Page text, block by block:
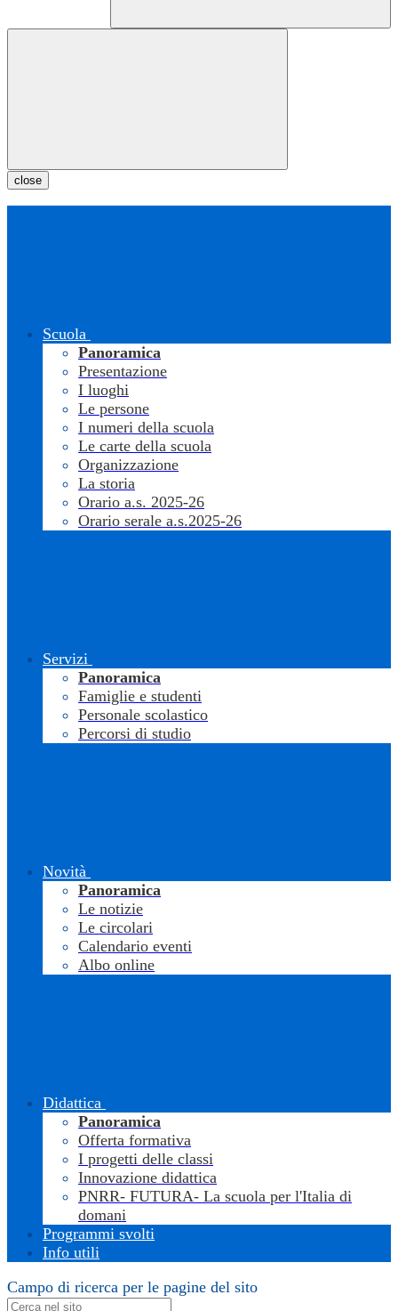
close
Scuola
Panoramica
Presentazione
I luoghi
Le persone
I numeri della scuola
Le carte della scuola
Organizzazione
La storia
Orario a.s. 2025-26
Orario serale a.s.2025-26
Servizi
Panoramica
Famiglie e studenti
Personale scolastico
Percorsi di studio
Novità
Panoramica
Le notizie
Le circolari
Calendario eventi
Albo online
Didattica
Panoramica
Offerta formativa
I progetti delle classi
Innovazione didattica
PNRR- FUTURA- La scuola per l'Italia di
domani
Programmi svolti
Info utili
Campo di ricerca per le pagine del sito